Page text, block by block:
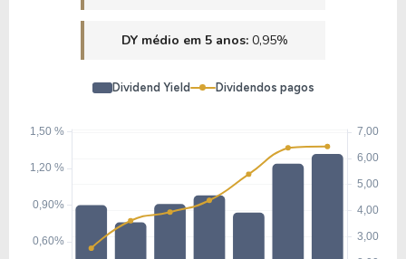
DY médio em 5 anos: 0,95%
Dividend Yield Dividendos pagos